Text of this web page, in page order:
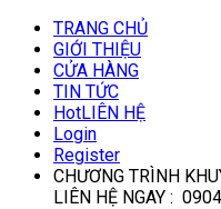
TRANG CHỦ
GIỚI THIỆU
CỬA HÀNG
TIN TỨC
HotLIÊN HỆ
Login
Register
CHƯƠNG TRÌNH
LIÊN HỆ NGAY :